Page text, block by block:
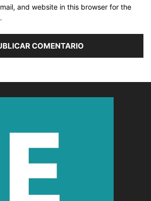
and website in this browser for the